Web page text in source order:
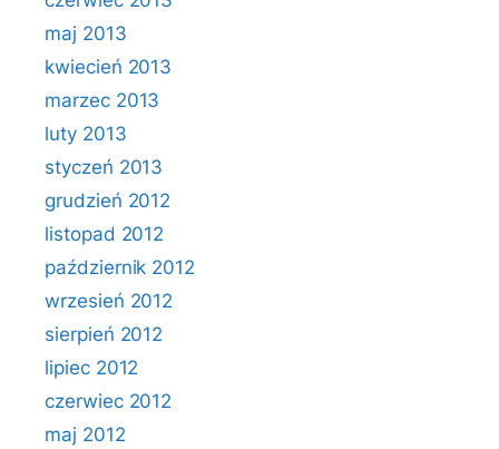
maj 2013
kwiecień 2013
marzec 2013
luty 2013
styczeń 2013
grudzień 2012
listopad 2012
październik 2012
wrzesień 2012
sierpień 2012
lipiec 2012
czerwiec 2012
maj 2012